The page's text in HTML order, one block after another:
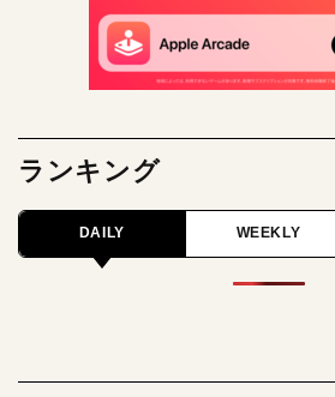
ランキング
DAILY WEEKLY